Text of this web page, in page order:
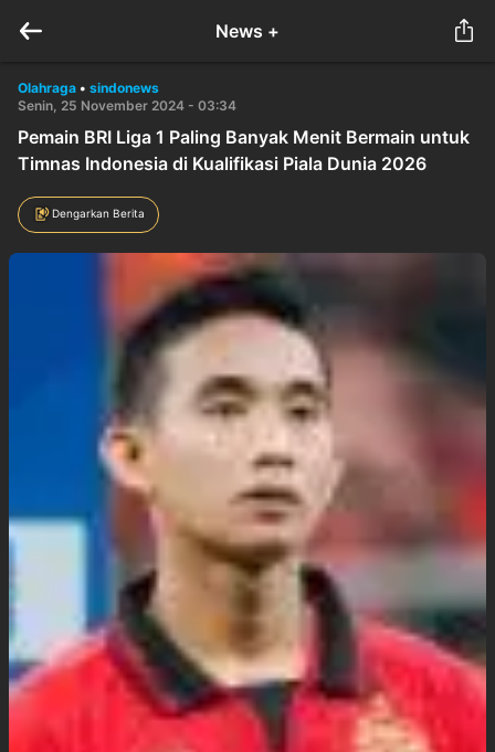
News +
Olahraga • sindonews
Senin, 25 November 2024 - 03:34
Pemain BRI Liga 1 Paling Banyak Menit Bermain untuk
Timnas Indonesia di Kualifikasi Piala Dunia 2026
Dengarkan Berita